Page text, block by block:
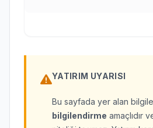
YATIRIM UYARISI
Bu sayfada yer alan
bilgilendirme amaçlıdır